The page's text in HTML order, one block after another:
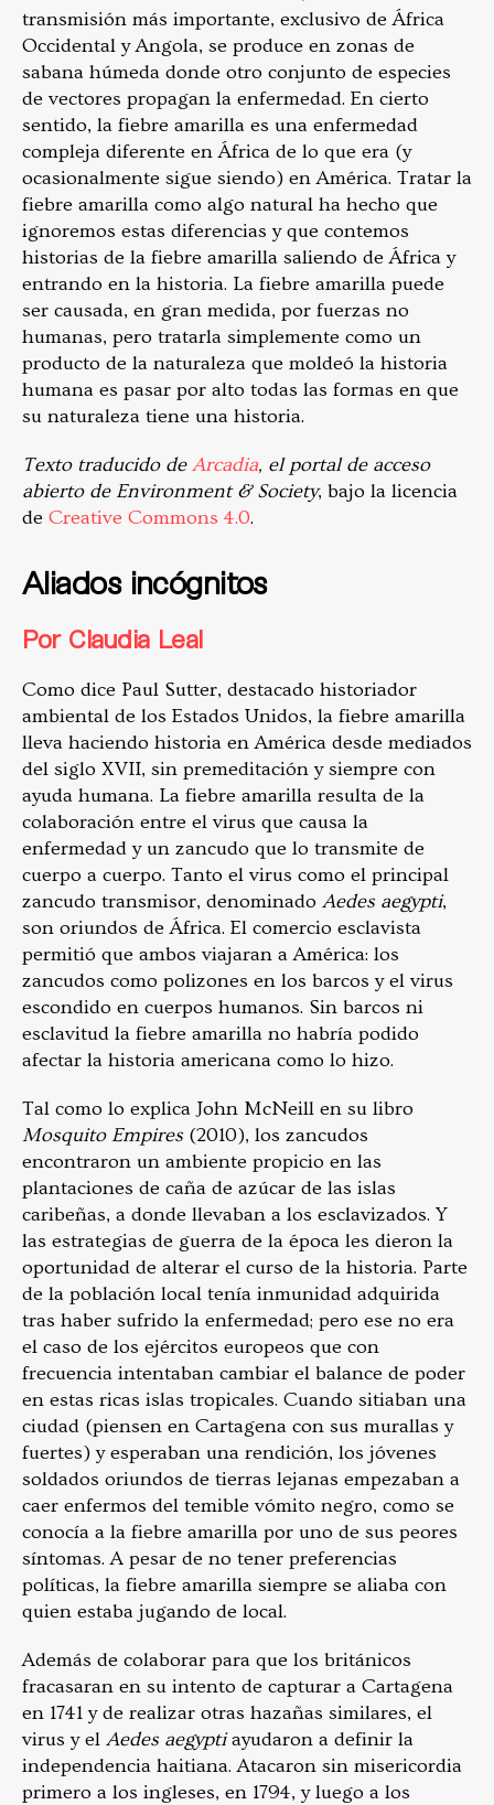
transmisión más importante, exclusivo de África
Occidental y Angola, se produce en zonas de
sabana húmeda donde otro conjunto de especies
de vectores propagan la enfermedad. En cierto
sentido, la fiebre amarilla es una enfermedad
compleja diferente en África de lo que era (y
ocasionalmente sigue siendo) en América. Tratar la
fiebre amarilla como algo natural ha hecho que
ignoremos estas diferencias y que contemos
historias de la fiebre amarilla saliendo de África y
entrando en la historia. La fiebre amarilla puede
ser causada, en gran medida, por fuerzas no
humanas, pero tratarla simplemente como un
producto de la naturaleza que moldeó la historia
humana es pasar por alto todas las formas en que
su naturaleza tiene una historia.
Texto traducido deArcadia, el portal de acceso
abierto de Environment & Society, bajo la licencia
de Creative Commons 4.0.
Aliados incógnitos
Por Claudia Leal
Como dice Paul Sutter, destacado historiador
ambiental de los Estados Unidos, la fiebre amarilla
lleva haciendo historia en América desde mediados
del siglo XVII, sin premeditación y siempre con
ayuda humana. La fiebre amarilla resulta de la
colaboración entre el virus que causa la
enfermedad y un zancudo que lo transmite de
cuerpo a cuerpo. Tanto el virus como el principal
zancudo transmisor, denominado Aedes aegypti,
son oriundos de África. El comercio esclavista
permitió que ambos viajaran a América: los
zancudos como polizones en los barcos y el virus
escondido en cuerpos humanos. Sin barcos ni
esclavitud la fiebre amarilla no habría podido
afectar la historia americana como lo hizo.
Tal como lo explica John McNeill en su libro
Mosquito Empires (2010), los zancudos
encontraron un ambiente propicio en las
plantaciones de caña de azúcar de las islas
caribeñas, a donde llevaban a los esclavizados. Y
las estrategias de guerra de la época les dieron la
oportunidad de alterar el curso de la historia. Parte
de la población local tenía inmunidad adquirida
tras haber sufrido la enfermedad; pero ese no era
el caso de los ejércitos europeos que con
frecuencia intentaban cambiar el balance de poder
en estas ricas islas tropicales. Cuando sitiaban una
ciudad (piensen en Cartagena con sus murallas y
fuertes) y esperaban una rendición, los jóvenes
soldados oriundos de tierras lejanas empezaban a
caer enfermos del temible vómito negro, como se
conocía a la fiebre amarilla por uno de sus peores
síntomas. A pesar de no tener preferencias
políticas, la fiebre amarilla siempre se aliaba con
quien estaba jugando de local.
Además de colaborar para que los británicos
fracasaran en su intento de capturar a Cartagena
en 1741 y de realizar otras hazañas similares, el
virus y el Aedes aegyptiayudaron a definir la
independencia haitiana. Atacaron sin misericordia
primero a los ingleses, en 1794, y luego a los